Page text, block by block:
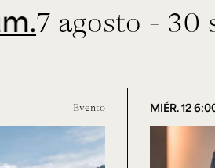
- 30
Evento MIÉR. 12